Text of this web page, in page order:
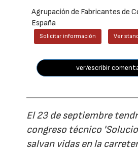
Agrupación de Fabricantes de
España
Solicitar información Ver
ver/escribir
El 23 de septiembre
congreso técnico
salvan vidas en la